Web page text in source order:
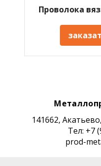
Проволока
141662,
Тел: +7
prod-